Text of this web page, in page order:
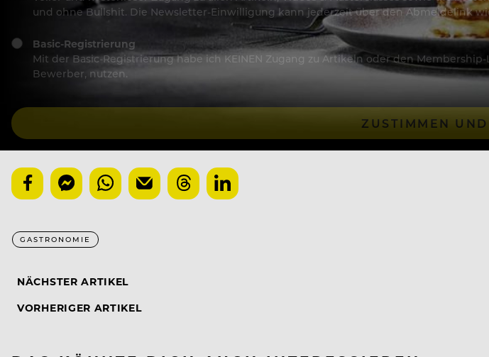
und ohne Bullshit. Die Newsletter-Einwilligung kann jederzeit über den Abmeldelink
Basic-Registrierung
Mit der Basic-Registrierung habe ich KEINEN Zugang zu Artikeln oder den
Bewerber, nutzen.
ZUSTIMMEN
GASTRONOMIE
NÄCHSTER ARTIKEL
VORHERIGER ARTIKEL